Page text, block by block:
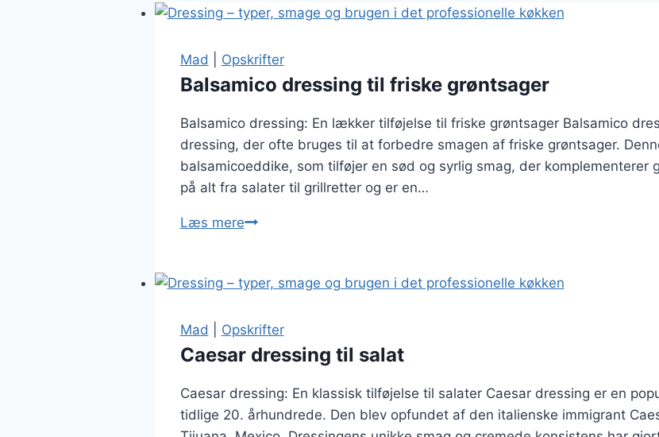
Mad Opskrifter
Balsamico dressing til friske grøntsager
Balsamico dressing: En lækker tilføjelse til friske grøntsager Balsamico
dressing, der ofte bruges til at forbedre smagen af friske grøntsager.
balsamicoeddike, som tilføjer en sød og syrlig smag, der komplementerer
på alt fra salater til grillretter og er en…
Læs mereBalsamico
friske
Mad
Opskrifter
Caesar dressing til salat
Caesar dressing: En klassisk tilføjelse til salater Caesar dressing er en
tidlige 20. århundrede. Den blev opfundet af den italienske immigrant